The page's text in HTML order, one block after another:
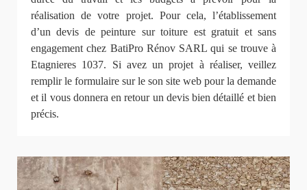
réalisation de votre projet. Pour cela, l’établissement
d’un devis de peinture sur toiture est gratuit et sans
engagement chez BatiPro Rénov SARL qui se trouve à
Etagnieres 1037. Si avez un projet à réaliser, veillez
remplir le formulaire sur le son site web pour la demande
et il vous donnera en retour un devis bien détaillé et bien
précis.